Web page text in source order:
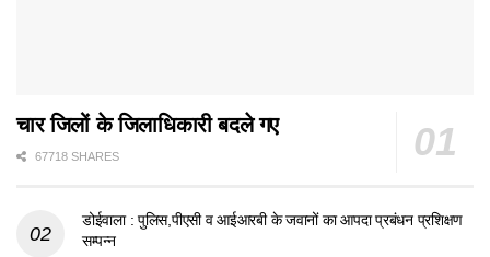
चार जिलों के जिलाधिकारी बदले गए
67718 SHARES
डोईवाला : पुलिस,पीएसी व आईआरबी के जवानों का आपदा प्रबंधन प्रशिक्षण
सम्पन्न